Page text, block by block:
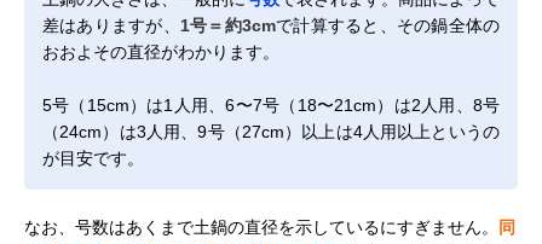
差はありますが、 1号＝約3cmで計算すると、その鍋全体の
おおよその直径がわかります。
5号（15cm）は1人用、6〜7号（18〜21cm）は2人用、8号
（24cm）は3人用、9号（27cm）以上は4人用以上というの
が目安です。
なお、号数はあくまで土鍋の直径を示しているにすぎません。
同